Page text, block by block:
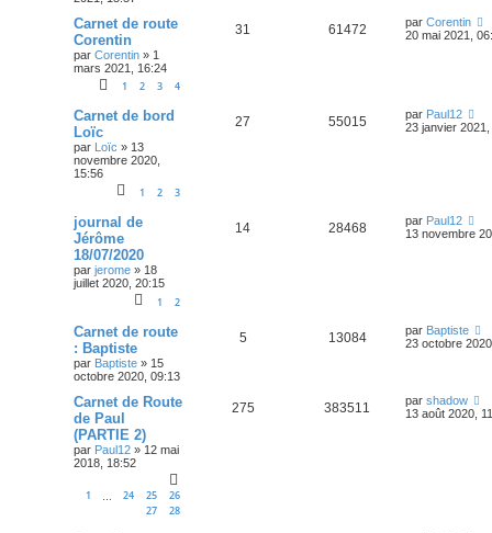
Carnet de route
Corentin
par Corentin » 1
mars 2021, 16:24
1 2 3 4
31 61472 par Corentin
20 mai 2021,
Carnet de bord
Loïc
par Loïc » 13
novembre 2020,
15:56
1 2 3
27 55015 par Paul12
23 janvier
journal de
Jérôme
18/07/2020
par jerome » 18
juillet 2020, 20:15
1 2
14 28468 par Paul12
13 novembre
Carnet de route
: Baptiste
par Baptiste » 15
octobre 2020, 09:13
5 13084 par Baptiste
23 octobre
Carnet de Route
de Paul
(PARTIE 2)
par Paul12 » 12 mai
2018, 18:52
1 24 25
26
27
28
275 383511 par shadow
13 août 2020,